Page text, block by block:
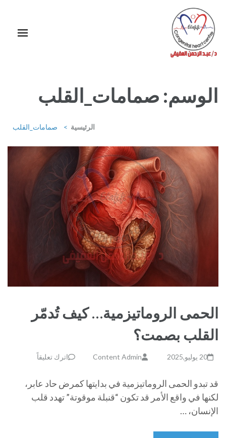
المحتوى
(اضغط
Enter)
الوسم: صمامات_القلب
الرئيسية > صمامات_القلب
الحمى الروماتيزمية… كيف تُدمّر
القلب بصمت؟
20 يوليو,2025 Content Admin اترك تعليقاً
قد تبدو الحمى الروماتيزمية في بدايتها كمرض حاد عابر،
لكنها في واقع الأمر قد تكون “قنبلة موقوتة” تهدد قلب
الإنسان، …